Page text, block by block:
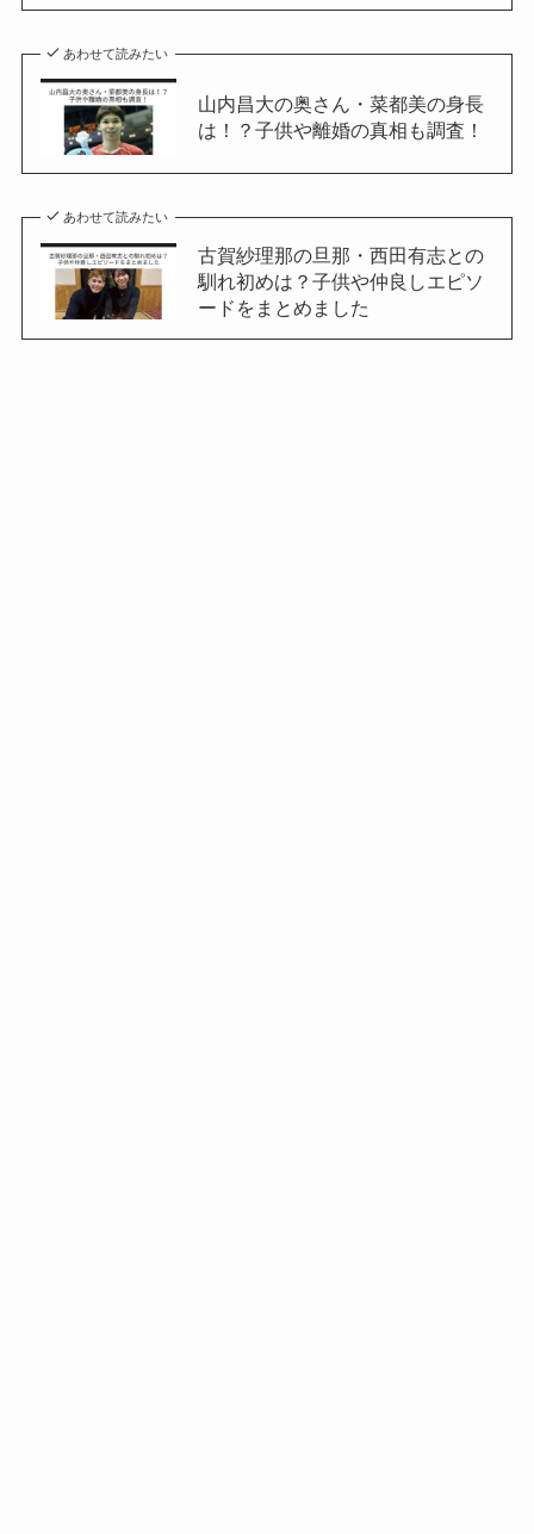
あわせて読みたい
山内昌大の奥さん・菜都美の身長
は！？子供や離婚の真相も調査！
あわせて読みたい
古賀紗理那の旦那・西田有志との
馴れ初めは？子供や仲良しエピソ
ードをまとめました